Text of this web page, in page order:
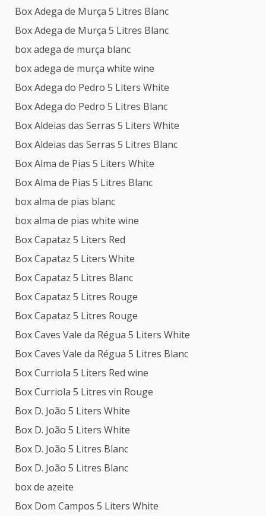
Box Adega de Murça 5 Litres Blanc
Box Adega de Murça 5 Litres Blanc
box adega de murça blanc
box adega de murça white wine
Box Adega do Pedro 5 Liters White
Box Adega do Pedro 5 Litres Blanc
Box Aldeias das Serras 5 Liters White
Box Aldeias das Serras 5 Litres Blanc
Box Alma de Pias 5 Liters White
Box Alma de Pias 5 Litres Blanc
box alma de pias blanc
box alma de pias white wine
Box Capataz 5 Liters Red
Box Capataz 5 Liters White
Box Capataz 5 Litres Blanc
Box Capataz 5 Litres Rouge
Box Capataz 5 Litres Rouge
Box Caves Vale da Régua 5 Liters White
Box Caves Vale da Régua 5 Litres Blanc
Box Curriola 5 Liters Red wine
Box Curriola 5 Litres vin Rouge
Box D. João 5 Liters White
Box D. João 5 Liters White
Box D. João 5 Litres Blanc
Box D. João 5 Litres Blanc
box de azeite
Box Dom Campos 5 Liters White